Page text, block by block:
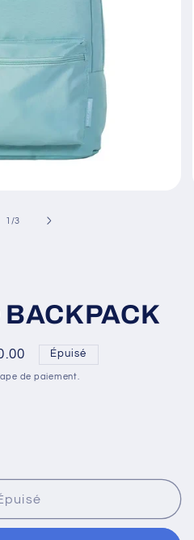
1 /de
3
Épuisé
de paiement.